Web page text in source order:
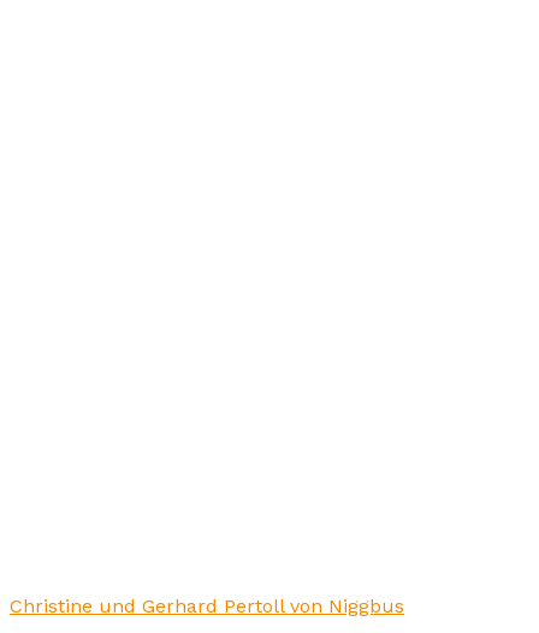
Christine und Gerhard Pertoll von Niggbus